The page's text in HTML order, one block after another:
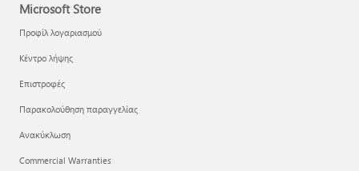
Microsoft Store
Προφίλ λογαριασμού
Κέντρο λήψης
Επιστροφές
Παρακολούθηση παραγγελίας
Ανακύκλωση
Commercial Warranties